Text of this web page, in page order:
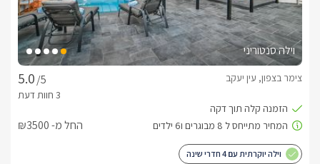
וילה סנטוריני
/5
צימר בצפון, עין יעקב
החל מ- ₪3500
וילה יוקרתית עם 4 חדרי שינה